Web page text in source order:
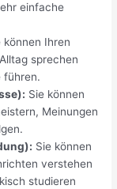
einfache
können Ihren
sprechen
führen.
Sie können
Meinungen
Sie können
verstehen
studieren